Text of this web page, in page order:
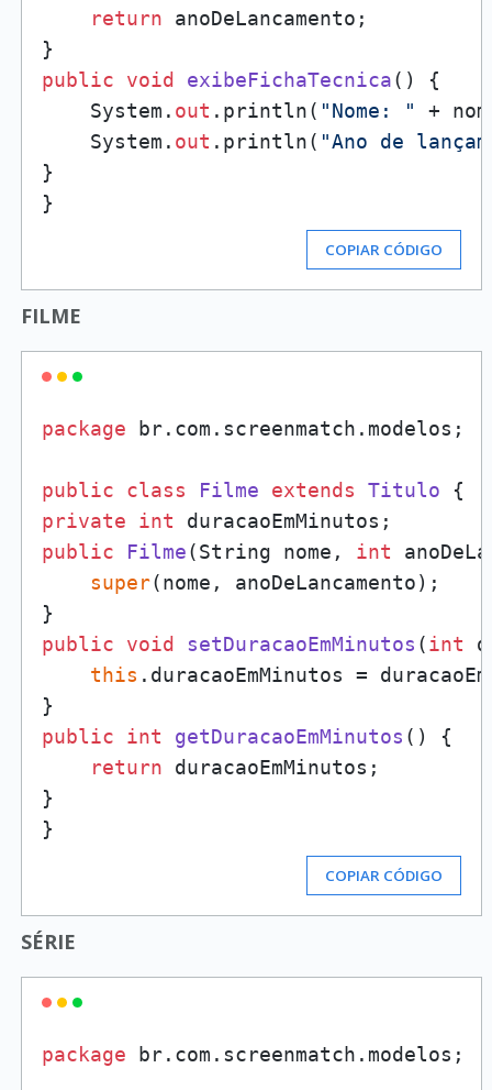
return anoDeLancamento;
public
void exibeFichaTecnica()
{
    System.
out .println( "Nome: "
+
    System.
out .println( "Ano de
}
COPIAR CÓDIGO
FILME
package br.com.screenmatch.modelos;
public class Filme extends Titulo
private
int
public
Filme(String nome, int
super(nome, anoDeLancamento);
public
void setDuracaoEmMinutos (int
this .duracaoEmMinutos =
public
int getDuracaoEmMinutos ()
{
return duracaoEmMinutos;
}
COPIAR CÓDIGO
SÉRIE
package br.com.screenmatch.modelos;